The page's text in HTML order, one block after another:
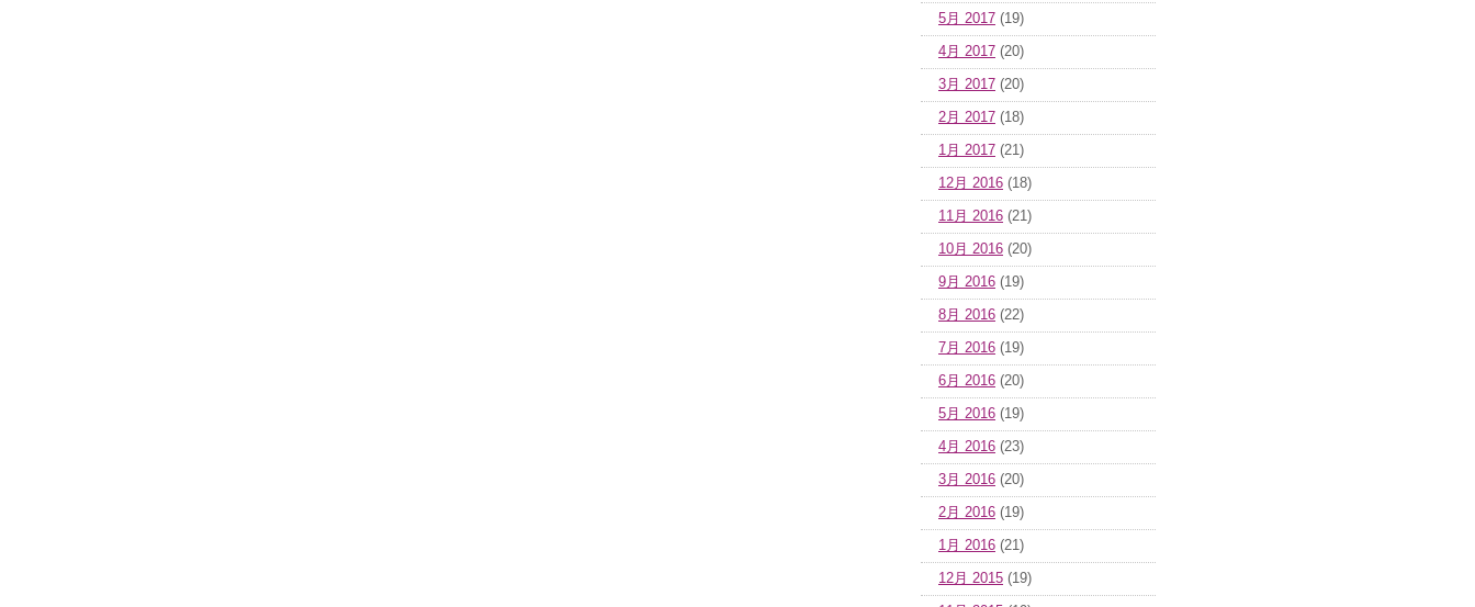
5月 2017 (19)
4月 2017 (20)
3月 2017 (20)
2月 2017 (18)
1月 2017 (21)
12月 2016 (18)
11月 2016 (21)
10月 2016 (20)
9月 2016 (19)
8月 2016 (22)
7月 2016 (19)
6月 2016 (20)
5月 2016 (19)
4月 2016 (23)
3月 2016 (20)
2月 2016 (19)
1月 2016 (21)
12月 2015 (19)